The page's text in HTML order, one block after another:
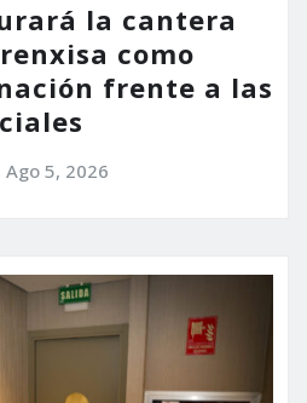
la cantera
como
frente a las
Ago 5, 2026